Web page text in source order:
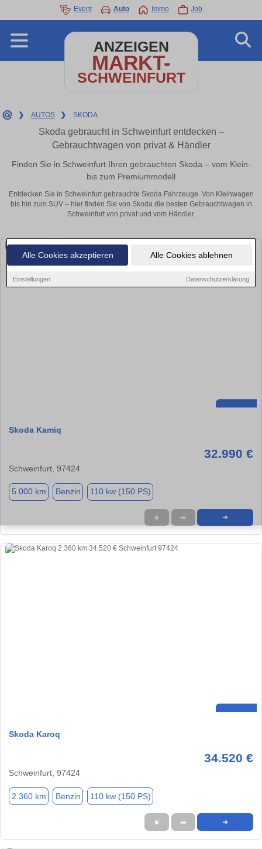
Alle Cookies akzeptieren Alle Cookies ablehnen
Einstellungen Datenschutzerklärung
Event Auto Immo Job
ANZEIGEN
MARKT-
SCHWEINFURT
❯ AUTOS ❯ SKODA
Skoda gebraucht in Schweinfurt entdecken –
Gebrauchtwagen von privat & Händler
Finden Sie in Schweinfurt Ihren gebrauchten Skoda – vom Klein-
bis zum Premiummodell
Entdecken Sie in Schweinfurt gebrauchte Skoda Fahrzeuge. Von Kleinwagen
bis hin zum SUV – hier finden Sie von Skoda die besten Gebrauchtwagen in
Schweinfurt von privat und vom Händler.
Skoda Kamiq
32.990 €
Schweinfurt, 97424
5.000 km Benzin 110 kw (150 PS)
★ ➦ ➜
Skoda Karoq
34.520 €
Schweinfurt, 97424
2.360 km Benzin 110 kw (150 PS)
★ ➦ ➜